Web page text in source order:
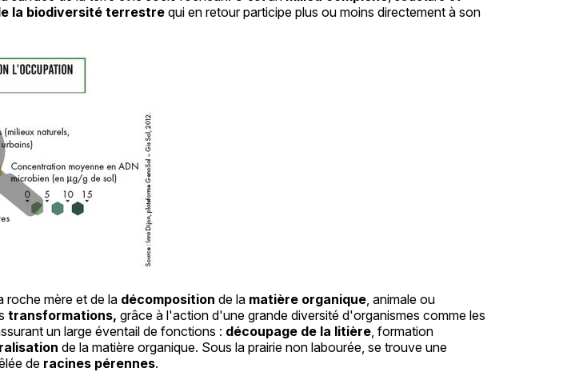
la biodiversité terrestrequi en retour participe plus ou moins directement à son
roche mère et de la décomposition de la matière organique, animale ou
transformations, grâce à l'action d'une grande diversité d'organismes comme les
un large éventail de fonctions : découpage de la litière, formation
de la matière organique. Sous la prairie non labourée, se trouve une
de racines pérennes.